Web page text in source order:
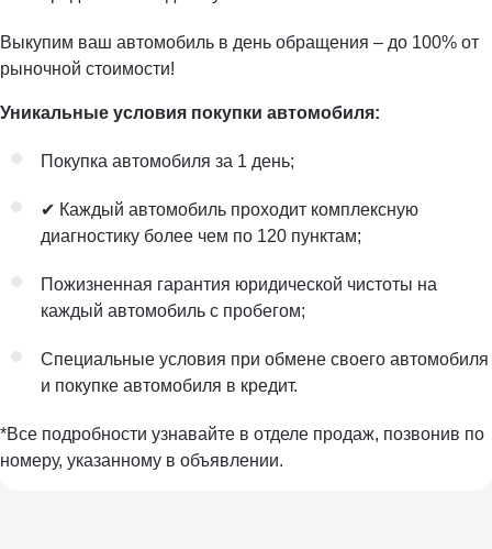
Выкупим ваш автомобиль в день обращения – до 100% от
рыночной стоимости!
Уникальные условия покупки автомобиля:
Покупка автомобиля за 1 день;
✔ Каждый автомобиль проходит комплексную
диагностику более чем по 120 пунктам;
Пожизненная гарантия юридической чистоты на
каждый автомобиль с пробегом;
Специальные условия при обмене своего автомобиля
и покупке автомобиля в кредит.
*Все подробности узнавайте в отделе продаж, позвонив по
номеру, указанному в объявлении.